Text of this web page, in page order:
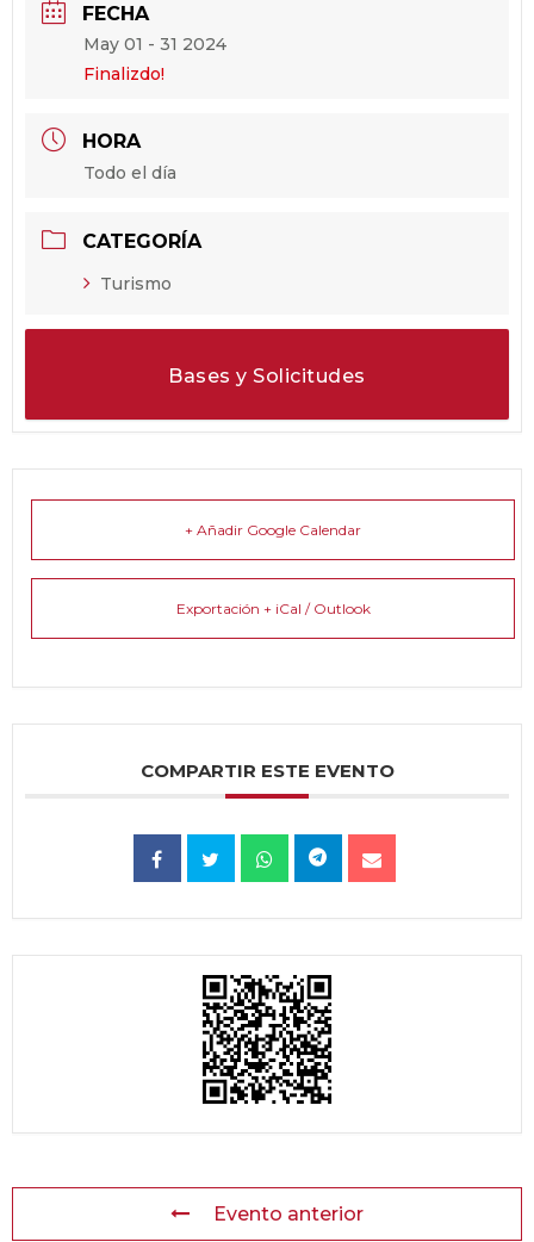
FECHA
May 01 - 31 2024
Finalizdo!
HORA
Todo el día
CATEGORÍA
Turismo
Bases y Solicitudes
+ Añadir Google Calendar
Exportación + iCal / Outlook
COMPARTIR ESTE EVENTO
Evento anterior